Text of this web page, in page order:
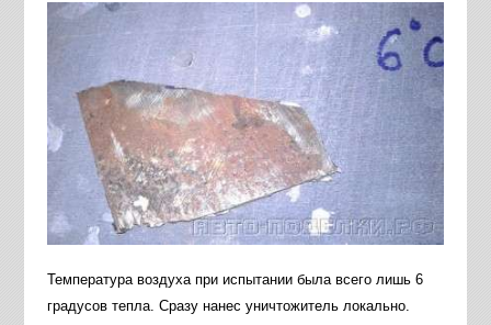
Температура воздуха при испытании была всего лишь 6
градусов тепла. Сразу нанес уничтожитель локально.